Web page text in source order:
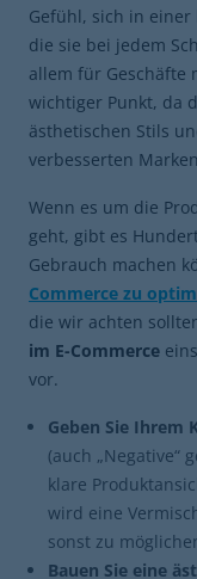
Gefühl, sich in
die sie bei jedem
allem für Geschäfte
wichtiger Punkt, da
ästhetischen Stils
verbesserten
Wenn es um die
geht, gibt es
Gebrauch machen
Commerce zu
die wir achten
im E-Commerce
vor.
Geben Sie Ihrem
(auch „Negative“
klare
wird eine
sonst zu
Bauen Sie eine